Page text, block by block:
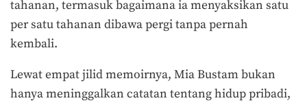
tahanan, termasuk bagaimana ia menyaksikan satu
per satu tahanan dibawa pergi tanpa pernah
kembali.
Lewat empat jilid memoirnya, Mia Bustam bukan
hanya meninggalkan catatan tentang hidup pribadi,